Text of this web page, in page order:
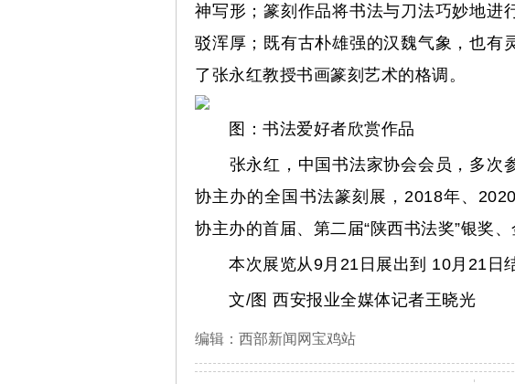
神写形；篆刻作品将书法与刀法巧妙地进
驳浑厚；既有古朴雄强的汉魏气象，也有
了张永红教授书画篆刻艺术的格调。
图：书法爱好者欣赏作品
张永红，中国书法家协会会员，多次
协主办的全国书法篆刻展，2018年、
协主办的首届、第二届“陕西书法奖”银奖、
本次展览从9月21日展出到 10月21日结
文/图 西安报业全媒体记者王晓光
编辑：西部新闻网宝鸡站